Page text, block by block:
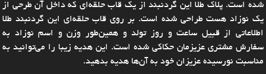
شده است. پلاک طلا این گردنبند از یک قاب حلقه‌ای که داخل آن طرحی از
یک نوزاد هست طراحی شده است. بر روی قاب حلقه‌ای این گردنبند طلا
اطلاعاتی از قبیل ساعت و روز تولد و همین‌طور وزن و اسم نوزاد به
سفارش مشتری عزیزمان حکاکی شده است. این هدیه زیبا را می‌توانید به
مناسبت نورسیده عزیزان خود به آن‌ها هدیه بدهید.